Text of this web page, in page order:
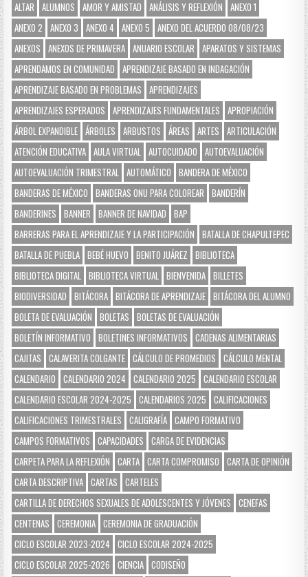
ALTAR
ALUMNOS AMOR Y AMISTAD ANÁLISIS Y REFLEXIÓN
ANEXO 1
ANEXO 2
ANEXO 3 ANEXO 4 ANEXO 5
ANEXO DEL ACUERDO 08/08/23
ANEXOS
ANEXOS DE PRIMAVERA ANUARIO ESCOLAR
APARATOS Y SISTEMAS
APRENDAMOS EN COMUNIDAD
APRENDIZAJE BASADO EN INDAGACIÓN
APRENDIZAJE BASADO EN PROBLEMAS
APRENDIZAJES
APRENDIZAJES ESPERADOS
APRENDIZAJES FUNDAMENTALES
APROPIACIÓN
ÁRBOL EXPANDIBLE ÁRBOLES ARBUSTOS ÁREAS ARTES
ARTICULACIÓN
ATENCIÓN EDUCATIVA AULA VIRTUAL AUTOCUIDADO
AUTOEVALUACIÓN
AUTOEVALUACIÓN TRIMESTRAL
AUTOMÁTICO
BANDERA DE MÉXICO
BANDERAS DE MÉXICO
BANDERAS ONU PARA COLOREAR
BANDERÍN
BANDERINES
BANNER BANNER DE NAVIDAD
BAP
BARRERAS PARA EL APRENDIZAJE Y LA PARTICIPACIÓN
BATALLA DE CHAPULTEPEC
BATALLA DE PUEBLA BEBÉ HUEVO BENITO JUÁREZ
BIBLIOTECA
BIBLIOTECA DIGITAL
BIBLIOTECA VIRTUAL BIENVENIDA BILLETES
BIODIVERSIDAD
BITÁCORA BITÁCORA DE APRENDIZAJE BITÁCORA DEL ALUMNO
BOLETA DE EVALUACIÓN
BOLETAS
BOLETAS DE EVALUACIÓN
BOLETÍN INFORMATIVO
BOLETINES INFORMATIVOS
CADENAS ALIMENTARIAS
CAJITAS
CALAVERITA COLGANTE CÁLCULO DE PROMEDIOS
CÁLCULO MENTAL
CALENDARIO
CALENDARIO 2024 CALENDARIO 2025
CALENDARIO ESCOLAR
CALENDARIO ESCOLAR 2024-2025
CALENDARIOS 2025
CALIFICACIONES
CALIFICACIONES TRIMESTRALES
CALIGRAFÍA CAMPO FORMATIVO
CAMPOS FORMATIVOS
CAPACIDADES
CARGA DE EVIDENCIAS
CARPETA PARA LA REFLEXIÓN
CARTA CARTA COMPROMISO
CARTA DE OPINIÓN
CARTA DESCRIPTIVA CARTAS
CARTELES
CARTILLA DE DERECHOS SEXUALES DE ADOLESCENTES Y JÓVENES
CENEFAS
CENTENAS
CEREMONIA CEREMONIA DE GRADUACIÓN
CICLO ESCOLAR 2023-2024
CICLO ESCOLAR 2024-2025
CICLO ESCOLAR 2025-2026
CIENCIA CODISEÑO